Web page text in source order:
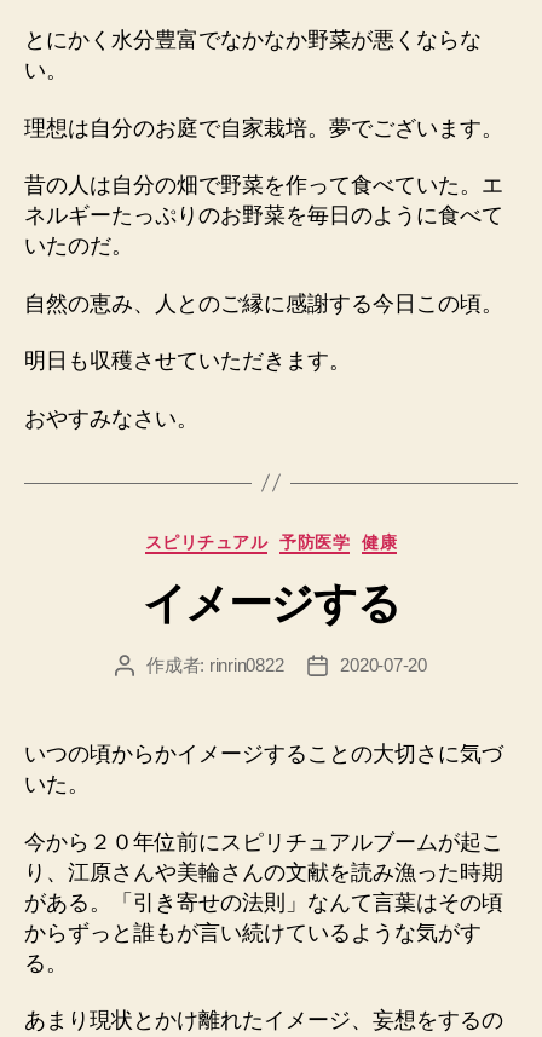
とにかく水分豊富でなかなか野菜が悪くならな
い。
理想は自分のお庭で自家栽培。夢でございます。
昔の人は自分の畑で野菜を作って食べていた。エ
ネルギーたっぷりのお野菜を毎日のように食べて
いたのだ。
自然の恵み、人とのご縁に感謝する今日この頃。
明日も収穫させていただきます。
おやすみなさい。
カ
ゴ
リ
スピリチュアル 予防医学 健康
イメージする
投 作成者: rinrin0822
投
2020-07-20
いつの頃からかイメージすることの大切さに気づ
いた。
今から２０年位前にスピリチュアルブームが起こ
り、江原さんや美輪さんの文献を読み漁った時期
がある。「引き寄せの法則」なんて言葉はその頃
からずっと誰もが言い続けているような気がす
る。
あまり現状とかけ離れたイメージ、妄想をするの